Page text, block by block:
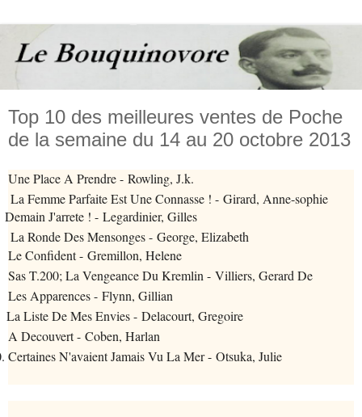
Top 10 des meilleures ventes de Poche
de la semaine du 14 au 20 octobre 2013
Une Place A Prendre - Rowling, J.k.
Femme Parfaite Est Une Connasse ! - Girard, Anne-sophie
Demain J'arrete ! - Legardinier, Gilles
Ronde Des Mensonges - George, Elizabeth
Le Confident - Gremillon, Helene
Sas T.200; La Vengeance Du Kremlin - Villiers, Gerard De
Les Apparences - Flynn, Gillian
La Liste De Mes Envies - Delacourt, Gregoire
A Decouvert - Coben, Harlan
Certaines N'avaient Jamais Vu La Mer - Otsuka, Julie